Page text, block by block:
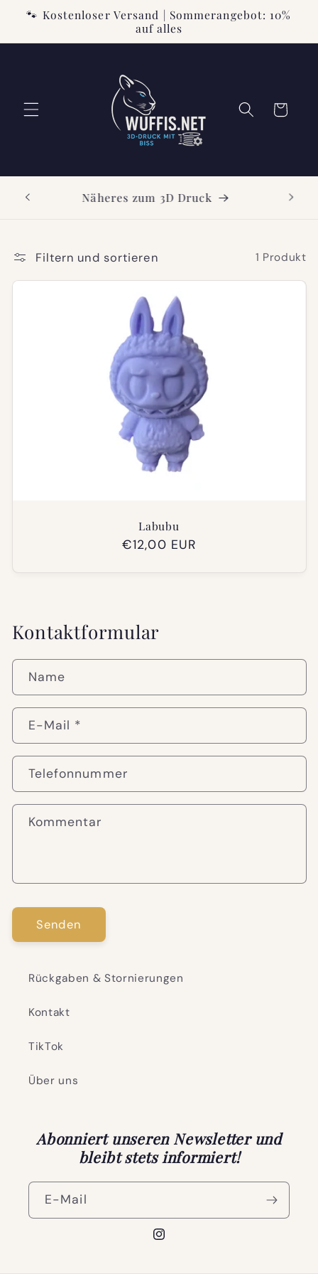
zum
🐾 Kostenloser Versand | Sommerangebot: 10%
auf alles
Warenkorb
Näheres zum 3D Druck
Filtern und sortieren 1 Produkt
Labubu
Normaler
€12,00 EUR
Kontaktformular
Name
E-Mail *
Telefonnummer
Kommentar
Senden
Rückgaben & Stornierungen
Kontakt
TikTok
Über uns
Abonniert unseren Newsletter und
bleibt stets informiert!
E-Mail
Instagram